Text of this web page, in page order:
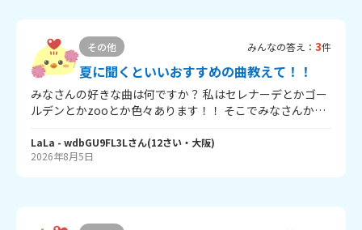
その他 みんなの答え： 3件
夏に聞くといいおすすめの曲教えて！！
みなさんの好きな曲は何ですか？ 私はセレナーデとかゴー
ルデンとかzooとか色々あります！！ そこでみなさんから
LaLa - wdbGU9FL3Lさん(12さい・ 大阪)
2026年8月5日